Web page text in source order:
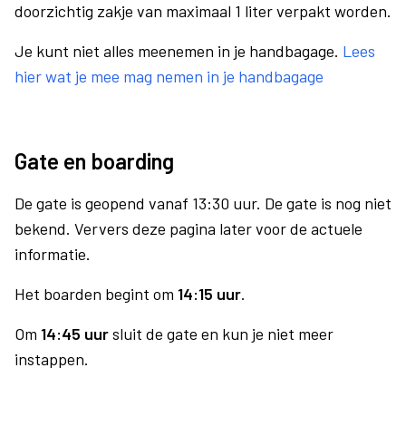
doorzichtig zakje van maximaal 1 liter verpakt worden.
Je kunt niet alles meenemen in je handbagage. Lees
hier wat je mee mag nemen in je handbagage
Gate en boarding
De gate is geopend vanaf 13:30 uur. De gate is nog niet
bekend. Ververs deze pagina later voor de actuele
informatie.
Het boarden begint om 14:15 uur.
Om 14:45 uursluit de gate en kun je niet meer
instappen.